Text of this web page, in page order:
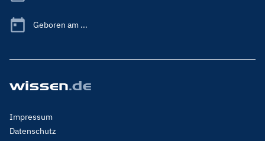
Geboren am ...
Footer
Menu
Impressum
Datenschutz